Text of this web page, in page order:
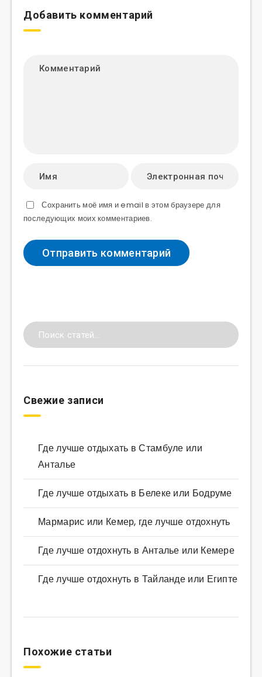
Добавить комментарий
Сохранить моё имя и email в этом браузере для
последующих моих комментариев.
Свежие записи
Где лучше отдыхать в Стамбуле или
Анталье
Где лучше отдыхать в Белеке или Бодруме
Мармарис или Кемер, где лучше отдохнуть
Где лучше отдохнуть в Анталье или Кемере
Где лучше отдохнуть в Тайланде или Египте
Похожие статьи